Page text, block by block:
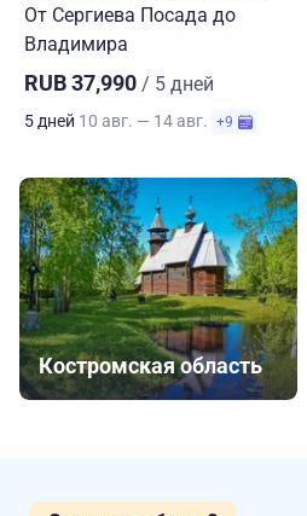
От Сергиева Посада до
Владимира
RUB 37,990 / 5 дней
5 дней 10 авг. — 14 авг. +9
Костромская область